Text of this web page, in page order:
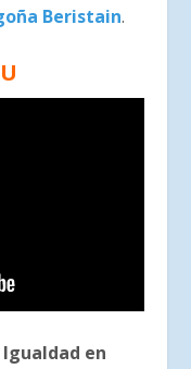
Beristain.
Igualdad en